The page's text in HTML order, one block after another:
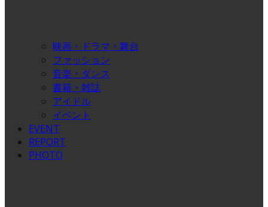
映画・ドラマ・舞台
ファッション
音楽・ダンス
書籍・雑誌
アイドル
イベント
EVENT
REPORT
PHOTO